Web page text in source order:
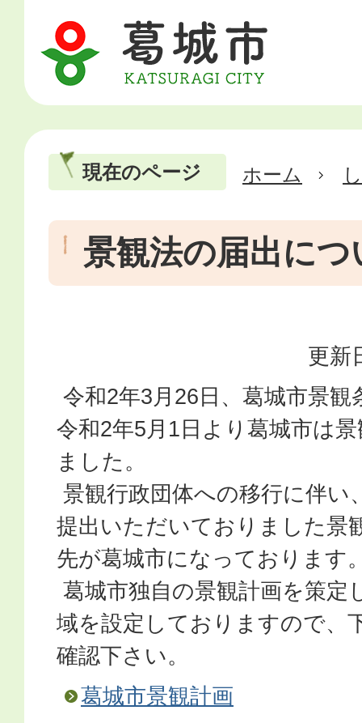
現在のページ ホーム
景観法の届出につ
更新
令和2年3月26日、葛城市景観
令和2年5月1日より葛城市は
ました。
景観行政団体への移行に伴い
提出いただいておりました景
先が葛城市になっております
葛城市独自の景観計画を策定
域を設定しておりますので、
確認下さい。
葛城市景観計画